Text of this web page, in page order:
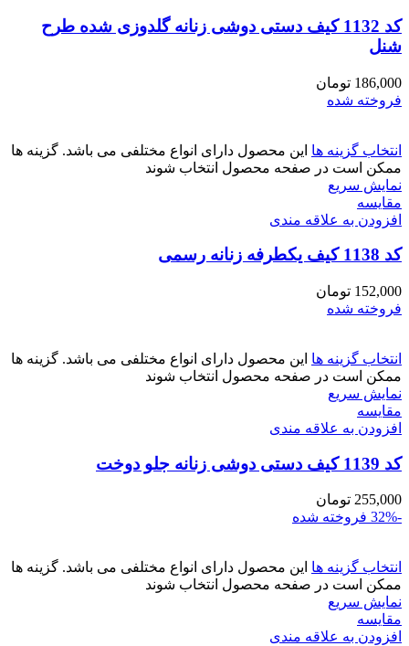
کد 1132 کیف دستی دوشی زنانه گلدوزی شده طرح
شنل
186,000 تومان
فروخته شده
انتخاب گزینه ها این محصول دارای انواع مختلفی می باشد. گزینه ها
ممکن است در صفحه محصول انتخاب شوند
نمایش سریع
مقايسه
افزودن به علاقه مندی
کد 1138 کیف یکطرفه زنانه رسمی
152,000 تومان
فروخته شده
انتخاب گزینه ها این محصول دارای انواع مختلفی می باشد. گزینه ها
ممکن است در صفحه محصول انتخاب شوند
نمایش سریع
مقايسه
افزودن به علاقه مندی
کد 1139 کیف دستی دوشی زنانه جلو دوخت
255,000 تومان
-32%
فروخته شده
انتخاب گزینه ها این محصول دارای انواع مختلفی می باشد. گزینه ها
ممکن است در صفحه محصول انتخاب شوند
نمایش سریع
مقايسه
افزودن به علاقه مندی